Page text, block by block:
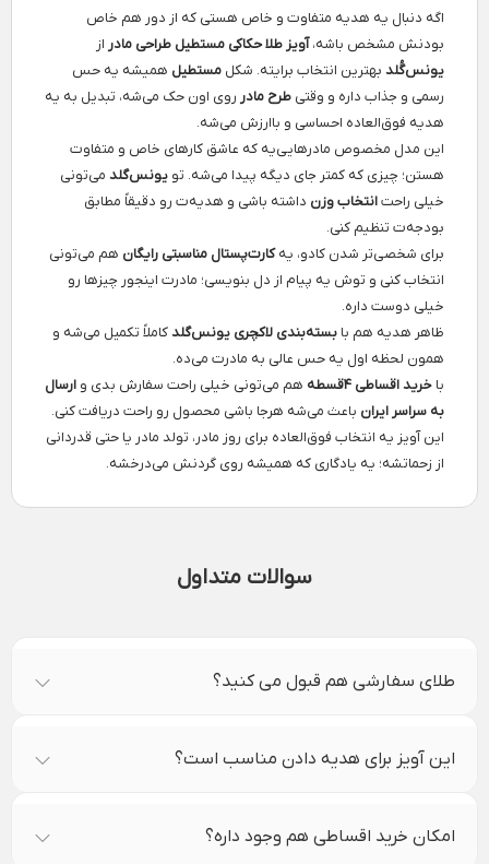
اگه دنبال یه هدیه متفاوت و خاص هستی که از دور هم خاص
بودنش مشخص باشه،آویز طلا حکاکی مستطیل طراحی مادر از
یونس‌گُلد بهترین انتخاب برایته. شکل مستطیل همیشه یه حس
رسمی و جذاب داره و وقتی طرح مادر روی اون حک می‌شه، تبدیل به یه
هدیه فوق‌العاده احساسی و باارزش می‌شه.
این مدل مخصوص مادرهایی‌یه که عاشق کارهای خاص و متفاوت
هستن؛ چیزی که کمتر جای دیگه پیدا می‌شه. تو یونس‌گلد می‌تونی
خیلی راحتانتخاب وزن داشته باشی و هدیه‌ت رو دقیقاً مطابق
بودجه‌ت تنظیم کنی.
برای شخصی‌تر شدن کادو، یهکارت‌پستال مناسبتی رایگان هم می‌تونی
انتخاب کنی و توش یه پیام از دل بنویسی؛ مادرت اینجور چیزها رو
خیلی دوست داره.
ظاهر هدیه هم با بسته‌بندی لاکچری یونس‌گلدکاملاً تکمیل می‌شه و
همون لحظه اول یه حس عالی به مادرت می‌ده.
با خرید اقساطی ۴قسطه هم می‌تونی خیلی راحت سفارش بدی و ارسال
به سراسر ایران باعث می‌شه هرجا باشی محصول رو راحت دریافت کنی.
این آویز یه انتخاب فوق‌العاده برای روز مادر، تولد مادر یا حتی قدردانی
از زحماتشه؛ یه یادگاری که همیشه روی گردنش می‌درخشه.
سوالات متداول
طلای سفارشی هم قبول می کنید؟
این آویز برای هدیه دادن مناسب است؟
امکان خرید اقساطی هم وجود داره؟